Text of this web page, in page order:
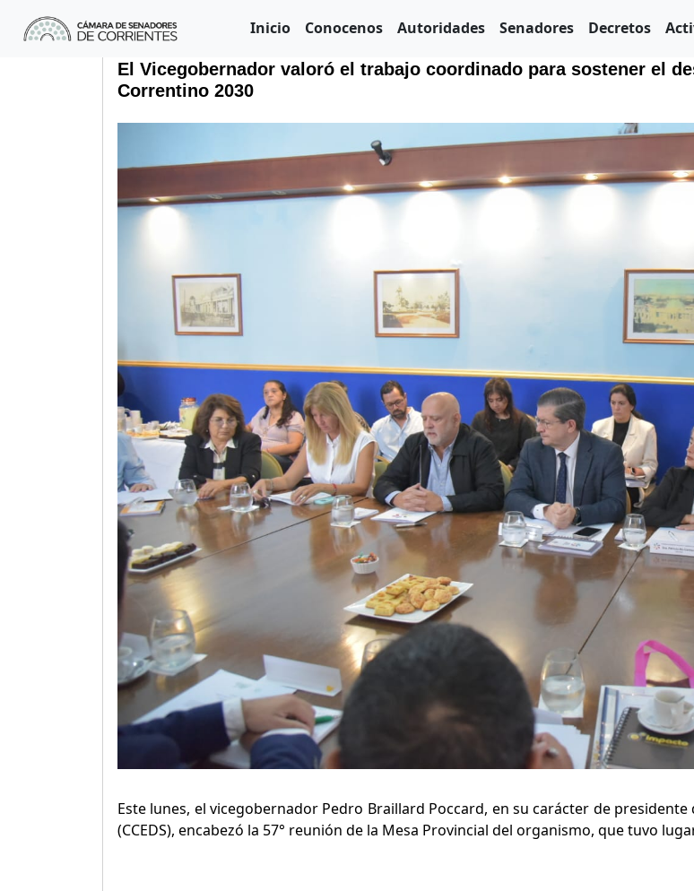
Inicio Conocenos Autoridades Senadores Decretos
El Vicegobernador valoró el trabajo coordinado para sostener el
Correntino 2030
Este lunes, el vicegobernador Pedro Braillard Poccard, en su carácter de
(CCEDS), encabezó la 57° reunión de la Mesa Provincial del organismo, que tuvo